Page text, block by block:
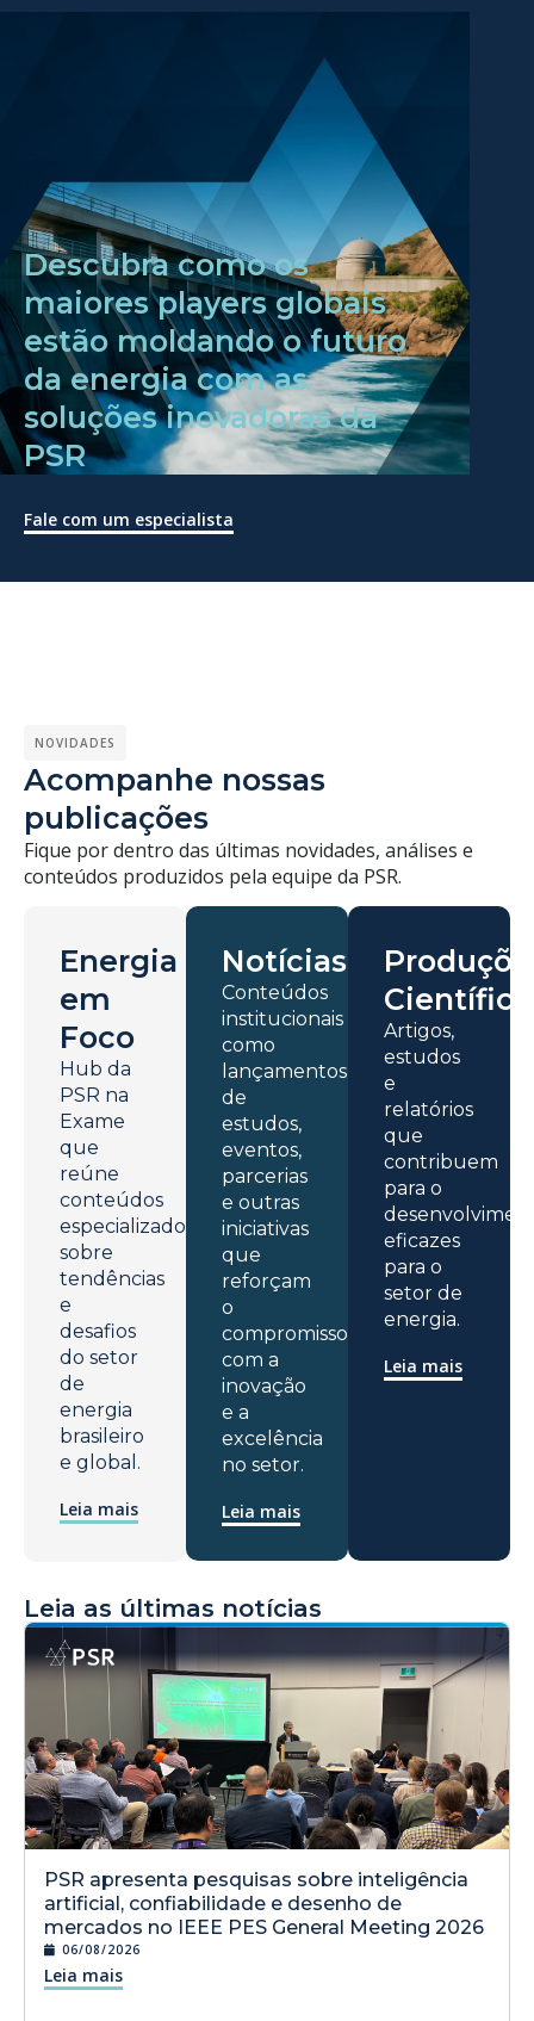
Descubra como os
maiores players globais
estão moldando o futuro
da energia com as
soluções inovadoras da
PSR
Fale com um especialista
NOVIDADES
Acompanhe nossas
publicações
Fique por dentro das últimas novidades, análises e
conteúdos produzidos pela equipe da PSR.
Energia
em
Foco
Hub da
PSR na
Exame
que
reúne
conteúdos
especializados
sobre
tendências
e
desafios
do setor
de
energia
brasileiro
e global.
Leia mais
Notícias
Conteúdos
institucionais
como
lançamentos
de
estudos,
eventos,
parcerias
e outras
iniciativas
que
reforçam
o
compromisso
com a
inovação
e a
excelência
no setor.
Leia mais
Artigos,
estudos
e
relatórios
que
contribuem
para o
eficazes
para o
setor de
energia.
Leia mais
Leia as últimas notícias
PSR apresenta pesquisas sobre inteligência
artificial, confiabilidade e desenho de
mercados no IEEE PES General Meeting 2026
06/08/2026
Leia mais